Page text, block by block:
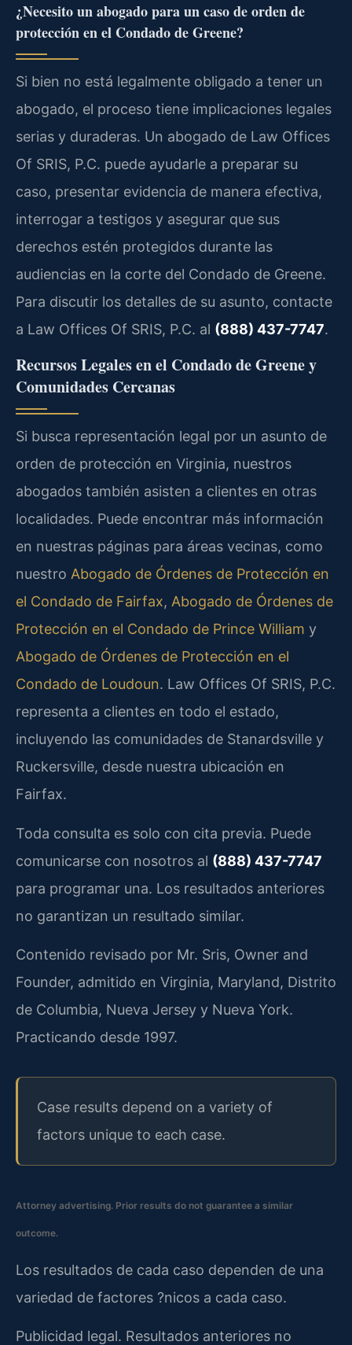
¿Necesito un abogado para un caso de orden de
protección en el Condado de Greene?
Si bien no está legalmente obligado a tener un
abogado, el proceso tiene implicaciones legales
serias y duraderas. Un abogado de Law Offices
Of SRIS, P.C. puede ayudarle a preparar su
caso, presentar evidencia de manera efectiva,
interrogar a testigos y asegurar que sus
derechos estén protegidos durante las
audiencias en la corte del Condado de Greene.
Para discutir los detalles de su asunto, contacte
a Law Offices Of SRIS, P.C. al (888) 437-7747.
Recursos Legales en el Condado de Greene y
Comunidades Cercanas
Si busca representación legal por un asunto de
orden de protección en Virginia, nuestros
abogados también asisten a clientes en otras
localidades. Puede encontrar más información
en nuestras páginas para áreas vecinas, como
nuestro Abogado de Órdenes de Protección en
el Condado de Fairfax, Abogado de Órdenes de
Protección en el Condado de Prince William y
Abogado de Órdenes de Protección en el
Condado de Loudoun. Law Offices Of SRIS, P.C.
representa a clientes en todo el estado,
incluyendo las comunidades de Stanardsville y
Ruckersville, desde nuestra ubicación en
Fairfax.
Toda consulta es solo con cita previa. Puede
comunicarse con nosotros al (888) 437-7747
para programar una. Los resultados anteriores
no garantizan un resultado similar.
Contenido revisado por Mr. Sris, Owner and
Founder, admitido en Virginia, Maryland, Distrito
de Columbia, Nueva Jersey y Nueva York.
Practicando desde 1997.
Case results depend on a variety of
factors unique to each case.
Attorney advertising. Prior results do not guarantee a similar
outcome.
Los resultados de cada caso dependen de una
variedad de factores ?nicos a cada caso.
Publicidad legal. Resultados anteriores no